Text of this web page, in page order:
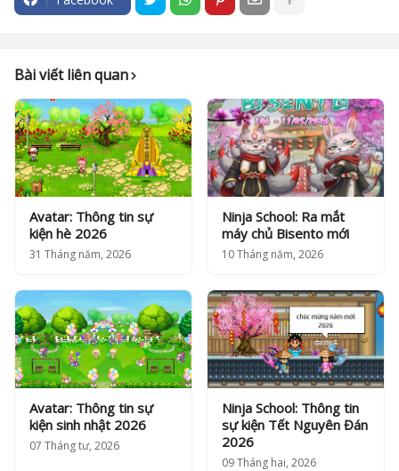
Bài viết liên quan
Avatar: Thông tin sự
kiện hè 2026
31 Tháng năm, 2026
Ninja School: Ra mắt
máy chủ Bisento mới
10 Tháng năm, 2026
Avatar: Thông tin sự
kiện sinh nhật 2026
07 Tháng tư, 2026
Ninja School: Thông tin
sự kiện Tết Nguyên Đán
2026
09 Tháng hai, 2026